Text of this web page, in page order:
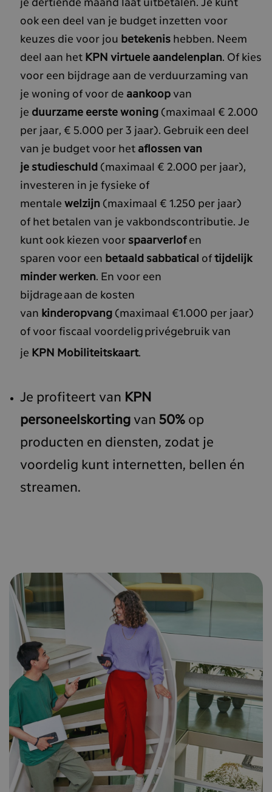
je dertiende maand laat uitbetalen. Je kunt
ook een deel van je budget inzetten voor
keuzes die voor jou betekenis hebben. Neem
deel aan het KPN virtuele aandelenplan. Of kies
voor een bijdrage aan de verduurzaming van
je woning of voor de aankoop van
je duurzame eerste woning (maximaal € 2.000
per jaar, € 5.000 per 3 jaar). Gebruik een deel
van je budget voor het aflossen van
je studieschuld (maximaal € 2.000 per jaar),
investeren in je fysieke of
mentale welzijn (maximaal € 1.250 per jaar)
of het betalen van je vakbondscontributie. Je
kunt ook kiezen voor spaarverlofen
sparen voor een betaald sabbatical of tijdelijk
minder werken. En voor een
bijdrage aan de kosten
van kinderopvang (maximaal €1.000 per jaar)
of voor fiscaal voordelig privégebruik van
je KPN Mobiliteitskaart.
Je profiteert van KPN
personeelskorting van 50% op
producten en diensten, zodat je
voordelig kunt internetten, bellen én
streamen.